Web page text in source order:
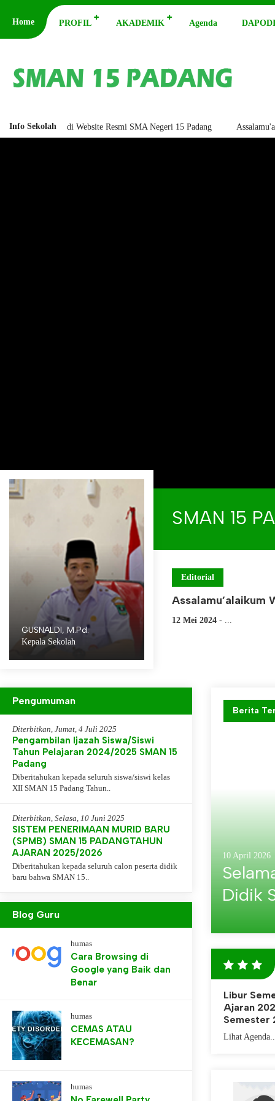
Home PROFIL AKADEMIK Agenda
Info Sekolah
di Website Resmi SMA Negeri 15 Padang Assalamu'alaikum
SMAN 15
GUSNALDI, M.Pd.
Kepala Sekolah
Editorial
Assalamu’alaikum
12 Mei 2024 - ...
pada usaha, bukan pada hasil. Usaha dengan
kemenangan yang hakiki...."
Mahatma Gandhi
"...Hidup
Berita
5 Mei 2026
Untuk
10 April 2026
Didik
SMAN 15
Bantuan ini
SMAN 15
peringkat
Banjir
Kepala
royong untuk
Libur
Ajaran
Semester
Lihat Agenda...
Pengumuman
Diterbitkan, Jumat, 4 Juli 2025
Pengambilan Ijazah Siswa/Siswi
Tahun Pelajaran 2024/2025 SMAN 15
Padang
Diberitahukan kepada seluruh siswa/siswi kelas
XII SMAN 15 Padang Tahun..
Diterbitkan, Selasa, 10 Juni 2025
SISTEM PENERIMAAN MURID BARU
(SPMB) SMAN 15 PADANGTAHUN
AJARAN 2025/2026
Diberitahukan kepada seluruh calon peserta didik
baru bahwa SMAN 15..
Blog Guru
humas
Cara Browsing di
Google yang Baik dan
Benar
humas
CEMAS ATAU
KECEMASAN?
humas